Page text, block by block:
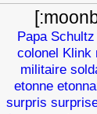
Papa Schultz
colonel Klink
militaire
etonne
surpris